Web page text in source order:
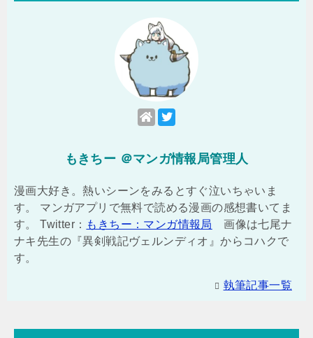
もきちー ＠マンガ情報局管理人
漫画大好き。熱いシーンをみるとすぐ泣いちゃいま
す。 マンガアプリで無料で読める漫画の感想書いてま
す。 Twitter： もきちー：マンガ情報局
画像は七尾ナ
ナキ先生の『異剣戦記ヴェルンディオ』からコハクで
す。
執筆記事一覧